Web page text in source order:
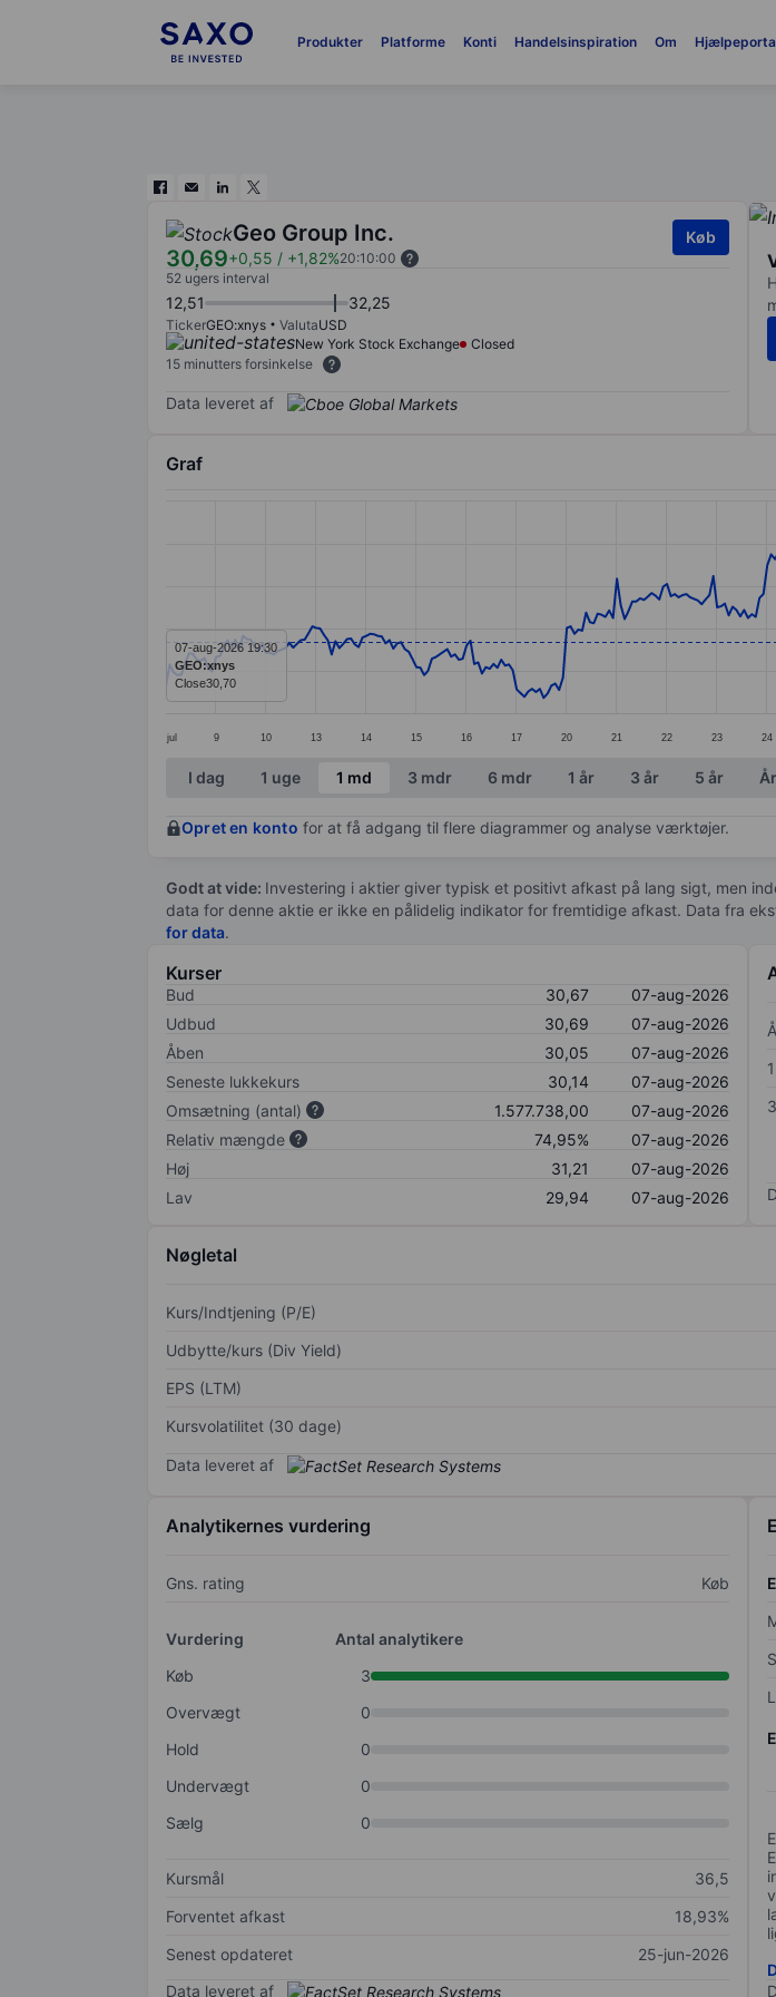
Produkter Platforme Konti Handelsinspiration Om
Geo Group Inc.
30,69+0,55 / +1,82%20:10:00
Køb
52 ugers interval
12,51 32,25
TickerGEO:xnys ValutaUSD
New York Stock Exchange
Closed
15 minutters forsinkelse
Data leveret af
Graf
The chart has 1 Y axis displaying values. Data ranges from 29.09 to
jul 9 10 13 14 15 16 17 20 21 22 23 24
07-aug-2026 19:30
GEO:xnys
Close30,70
End of interactive chart.
I dag 1 uge 1 md 3 mdr 6 mdr 1 år 3 år 5 år
Opret en konto for at få adgang til flere diagrammer og analyse værktøjer.
Godt at vide: Investering i aktier giver typisk et positivt afkast på lang sigt, men
data for denne aktie er ikke en pålidelig indikator for fremtidige afkast. Data fra
for data.
Kurser
Bud 30,67
07-aug-2026
Udbud
30,69
07-aug-2026
Åben
30,05
07-aug-2026
Seneste lukkekurs
30,14
07-aug-2026
Omsætning (antal)
1.577.738,00
07-aug-2026
Relativ mængde
74,95%
07-aug-2026
Høj
31,21
07-aug-2026
Lav
29,94 07-aug-2026
Nøgletal
Kurs/Indtjening (P/E)
Udbytte/kurs (Div Yield)
EPS (LTM)
Kursvolatilitet (30 dage)
Data leveret af
Analytikernes vurdering
Gns. rating Køb
Vurdering
Antal analytikere
Køb
3
Overvægt
0
Hold
0
Undervægt
0
Sælg
0
Kursmål
36,5
Forventet afkast
18,93%
Senest opdateret
25-jun-2026
Data leveret af